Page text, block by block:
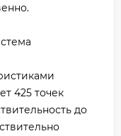
425 точек
до